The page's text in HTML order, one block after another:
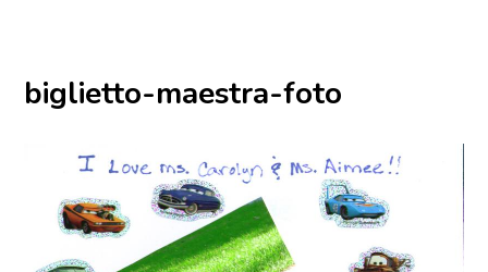
biglietto-maestra-foto